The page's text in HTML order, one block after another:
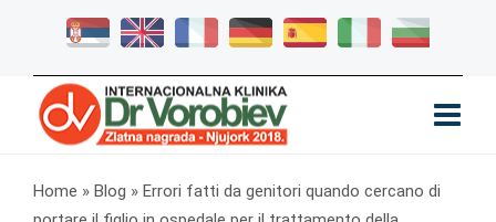
Home » Blog » Errori fatti da genitori quando cercano di